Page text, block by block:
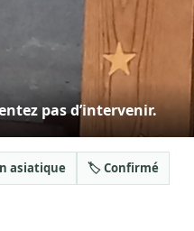
pas d’intervenir.
asiatique 🏷️ Confirmé